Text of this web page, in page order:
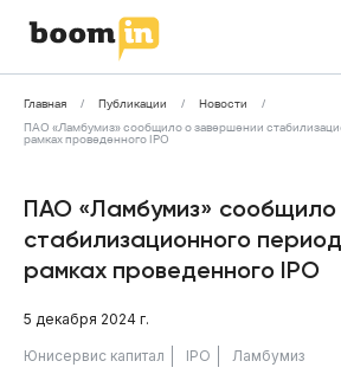
Главная Публикации
Новости
ПАО «Ламбумиз» сообщило о завершении
рамках проведенного IPO
ПАО «Ламбумиз»
стабилизационного
рамках проведенного IPO
5 декабря 2024 г.
Юнисервис капитал IPO Ламбумиз